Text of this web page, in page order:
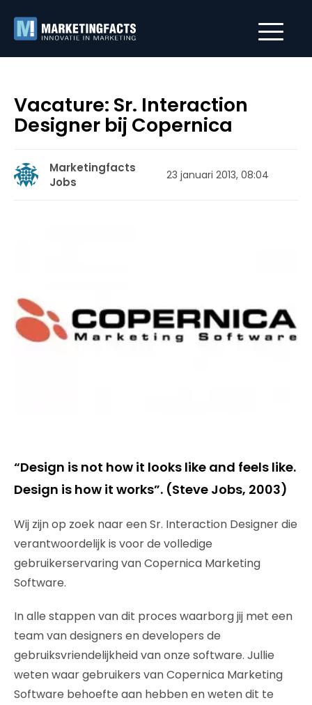
Vacature: Sr. Interaction
Designer bij Copernica
Marketingfacts
Jobs
23 januari 2013, 08:04
“Design is not how it looks like and feels like.
Design is how it works”. (Steve Jobs, 2003)
Wij zijn op zoek naar een Sr. Interaction Designer die
verantwoordelijk is voor de volledige
gebruikerservaring van Copernica Marketing
Software.
In alle stappen van dit proces waarborg jij met een
team van designers en developers de
gebruiksvriendelijkheid van onze software. Jullie
weten waar gebruikers van Copernica Marketing
Software behoefte aan hebben en weten dit te